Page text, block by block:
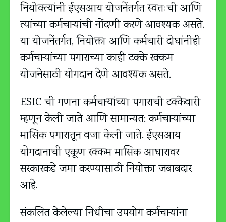
नियोक्‍त्यांनी ईएसआय योजनेंतर्गत स्वतःची आणि
त्यांच्या कर्मचार्‍यांची नोंदणी करणे आवश्यक असते.
या योजनेंतर्गत, नियोक्ता आणि कर्मचारी दोघांनीही
कर्मचार्‍यांच्या पगाराच्या काही टक्के रक्कम
योजनेसाठी योगदान देणे आवश्यक असते.
ESIC ची गणना कर्मचार्‍यांच्या पगाराची टक्केवारी
म्हणून केली जाते आणि सामान्यत: कर्मचार्‍यांच्या
मासिक पगारातून वजा केली जाते. ईएसआय
योगदानाची एकूण रक्कम मासिक आधारावर
सरकारकडे जमा करण्यासाठी नियोक्ता जबाबदार
आहे.
संकलित केलेल्या निधीचा उपयोग कर्मचाऱ्यांना